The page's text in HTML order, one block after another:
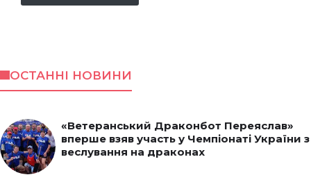
ОСТАННІ НОВИНИ
«Ветеранський Драконбот Переяслав»
вперше взяв участь у Чемпіонаті України з
веслування на драконах